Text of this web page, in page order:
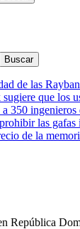
Buscar
de las
que los
350
las
de la
República